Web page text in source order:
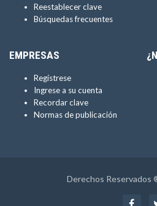
Reestablecer clave
Búsquedas frecuentes
EMPRESAS
Regístrese
Ingrese a su cuenta
Recordar clave
Normas de publicación
Derechos Reservados